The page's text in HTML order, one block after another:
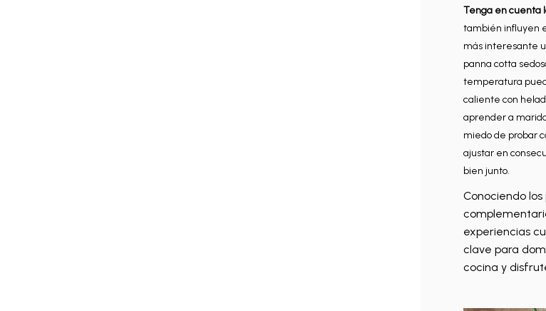
Tenga en cuenta
también influyen
más interesante
panna cotta
temperatura
caliente con
aprender a
miedo de probar
ajustar en
bien junto.
Conociendo
experiencias
clave para
cocina y